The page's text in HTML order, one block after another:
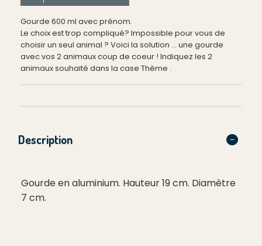
Gourde 600 ml avec prénom.
Le choix est trop compliqué? Impossible pour vous de
choisir un seul animal ? Voici la solution ... une gourde
avec vos 2 animaux coup de coeur ! Indiquez les 2
animaux souhaité dans la case Thème .
Description
Gourde en aluminium. Hauteur 19 cm. Diamètre
7 cm.